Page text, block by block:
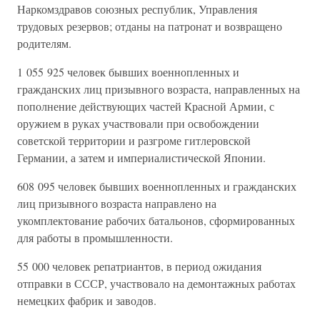
Наркомздравов союзных республик, Управления
трудовых резервов; отданы на патронат и возвращено
родителям.
1 055 925 человек бывших военнопленных и
гражданских лиц призывного возраста, направленных на
пополнение действующих частей Красной Армии, с
оружием в руках участвовали при освобождении
советской территории и разгроме гитлеровской
Германии, а затем и империалистической Японии.
608 095 человек бывших военнопленных и гражданских
лиц призывного возраста направлено на
укомплектование рабочих батальонов, сформированных
для работы в промышленности.
55 000 человек репатриантов, в период ожидания
отправки в СССР, участвовало на демонтажных работах
немецких фабрик и заводов.